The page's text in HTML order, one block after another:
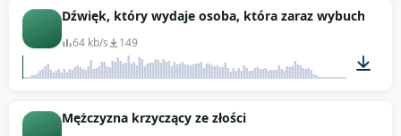
00:02
Dźwięk, który wydaje osoba, która zaraz wybuchnie
64 kb/s 149
Mężczyzna krzyczący ze złości